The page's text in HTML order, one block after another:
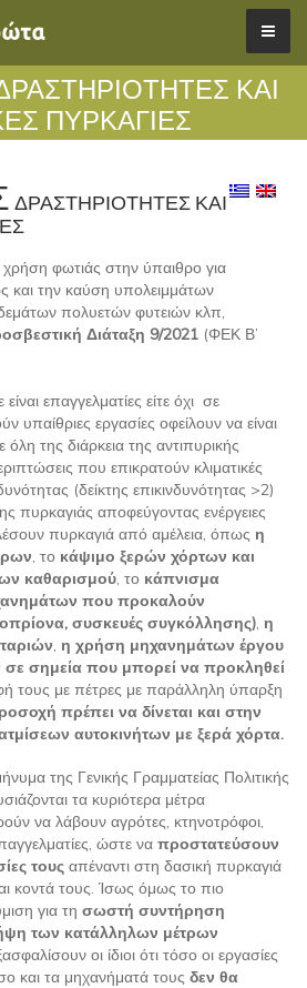
ΚΑΙ
ΠΥΡΚΑΓΙΕΣ
ΔΡΑΣΤΗΡΙΟΤΗΤΕΣ ΚΑΙ
φωτιάς στην ύπαιθρο για
και την καύση υπολειμμάτων
πολυετών φυτειών κλπ,
Διάταξη 9/2021 (ΦΕΚ Β’
είναι επαγγελματίες είτε όχι σε
υπαίθριες εργασίες οφείλουν να είναι
όλη της διάρκεια της αντιπυρικής
που επικρατούν κλιματικές
(δείκτης επικινδυνότητας >2)
αποφεύγοντας ενέργειες
πυρκαγιά από αμέλεια, όπως η
, το κάψιμο ξερών χόρτων και
καθαρισμού , το κάπνισμα
που προκαλούν
συσκευές συγκόλλησης) η
η χρήση μηχανημάτων έργου
σημεία που μπορεί να προκληθεί
τους με πέτρες με παράλληλη ύπαρξη
πρέπει να δίνεται και στην
αυτοκινήτων με ξερά χόρτα.
της Γενικής Γραμματείας Πολιτικής
τα κυριότερα μέτρα
να λάβουν αγρότες, κτηνοτρόφοι,
ώστε να προστατεύσουν
τους απέναντι στη δασική πυρκαγιά
κοντά τους. Ίσως όμως το πιο
για τη σωστή συντήρηση
των κατάλληλων μέτρων
οι ίδιοι ότι τόσο οι εργασίες
και τα μηχανήματά τους δεν θα